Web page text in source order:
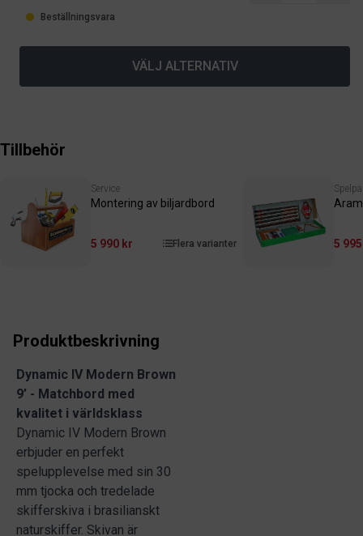
Beställningsvara
VÄLJ ALTERNATIV
Tillbehör
Service
Montering av biljardbord
5 990 kr Flera varianter 5
Produktbeskrivning
Dynamic IV Modern Brown
9’ - Matchbord med
kvalitet i världsklass
Dynamic IV Modern Brown
erbjuder en perfekt
spelupplevelse med sin 30
mm tjocka och tredelade
skifferskiva i brasilianskt
naturskiffer. Skivan är